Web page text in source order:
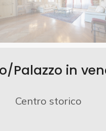
Palazzo in
Centro storico